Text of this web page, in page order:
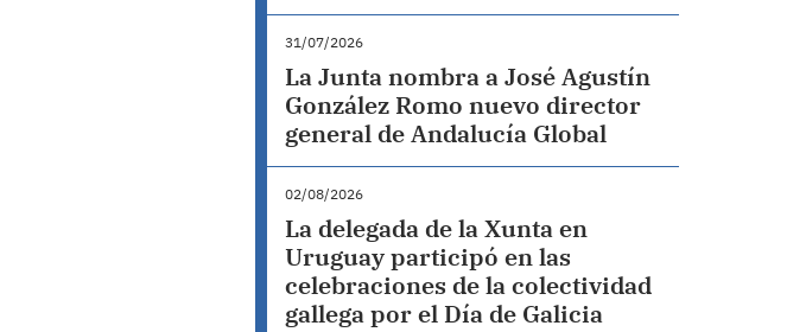
31/07/2026
La Junta nombra a José Agustín
González Romo nuevo director
general de Andalucía Global
02/08/2026
La delegada de la Xunta en
Uruguay participó en las
celebraciones de la colectividad
gallega por el Día de Galicia